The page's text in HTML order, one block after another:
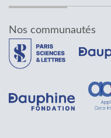
Nos communautés